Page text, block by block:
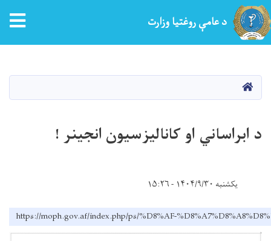
د عامې روغتیا وزارت
کور
د ابراساني او کانالیزسیون انجینر !
یکشنبه ۱۴۰۴/۹/۳۰ - ۱۵:۲۶
https://moph.gov.af/index.php/ps/%D8%AF-